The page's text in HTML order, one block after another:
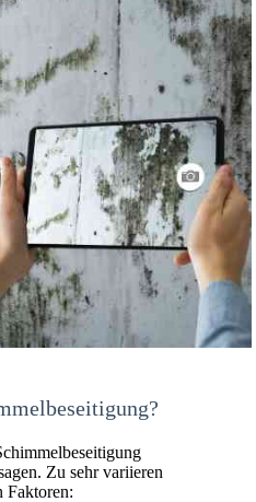
Zu sehr variieren
Faktoren: